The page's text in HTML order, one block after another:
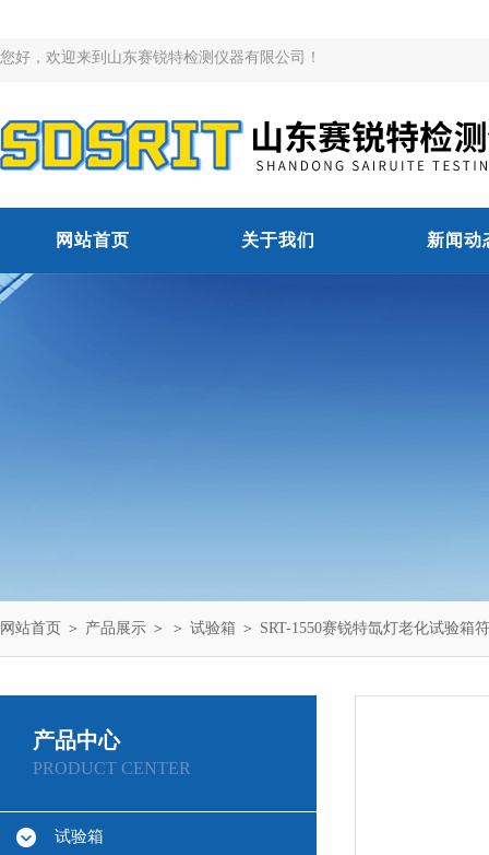
您好，欢迎来到山东赛锐特检测仪器有限公司！
网站首页 关于我们 新闻动
网站首页 ＞ 产品展示 ＞ ＞ 试验箱 ＞ SRT-1550赛锐特氙灯老化试验箱
产品中心
PRODUCT CENTER
试验箱